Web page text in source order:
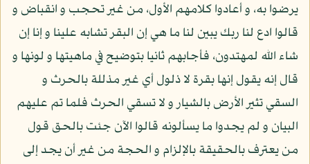
يرضوا به، و أعادوا كلامهم الأول، من غير تحجب و انقباض و
قالوا ادع لنا ربك يبين لنا ما هي إن البقر تشابه علينا و إنا إن
شاء الله لمهتدون، فأجابهم ثانيا بتوضيح في ماهيتها و لونها و
قال إنه يقول إنها بقرة لا ذلول أي غير مذللة بالحرث و
السقي تثير الأرض بالشيار و لا تسقي الحرث فلما تم عليهم
البيان و لم يجدوا ما يسألونه قالوا الآن جئت بالحق قول
من يعترف بالحقيقة بالإلزام و الحجة من غير أن يجد إلى